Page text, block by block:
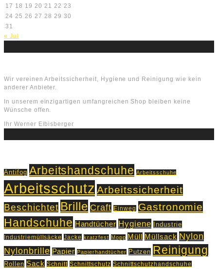
17 18 19 20 21 22 23
24 25 26 27 28 29 30
31
« Jul
Wir vereinen Arbeitssicherheit, Hygiene und Reinigung wie kein
anderer Anbieter.
In unserem einzigartigen umfangreichen Shop bleiben keine
Wünsche offen.
Ihr Werner Eibisberger
Antifog Arbeitshandschuhe Arbeitsschuhe
Arbeitsschutz Arbeitssicherheit
Beschichtet Brille Craft Einweg Gastronomie
Handschuhe Handtücher Hygiene Industrie
Industriemüllsäcke Jacke kratzfest Mopp Müll Müllsack Nylon
Nylonbrille Papier Papierhandtücher Putzen Reinigung
Rollen Sack Schnitt Schnittschutz Schnittschutzhandschuhe